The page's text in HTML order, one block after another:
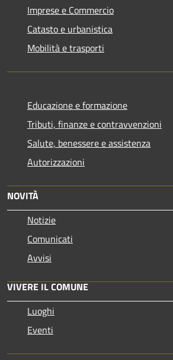
Imprese e Commercio
Catasto e urbanistica
Mobilità e trasporti
Educazione e formazione
Tributi, finanze e contravvenzioni
Salute, benessere e assistenza
Autorizzazioni
NOVITÀ
Notizie
Comunicati
Avvisi
VIVERE IL COMUNE
Luoghi
Eventi